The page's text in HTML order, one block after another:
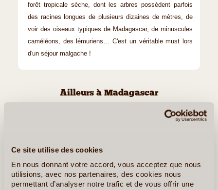
Ce site utilise des cookies
En nous donnant votre accord, vous acceptez que nous
utilisions, avec nos partenaires, des cookies nous
permettant d’analyser notre trafic et de vous offrir une
forêt tropicale sèche, dont les arbres possèdent parfois
des racines longues de plusieurs dizaines de mètres, de
voir des oiseaux typiques de Madagascar, de minuscules
caméléons, des lémuriens… C'est un véritable must lors
d'un séjour malgache !
Ailleurs à Madagascar